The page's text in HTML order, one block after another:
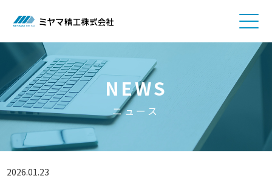
NEWS
ニュース
2026.01.23